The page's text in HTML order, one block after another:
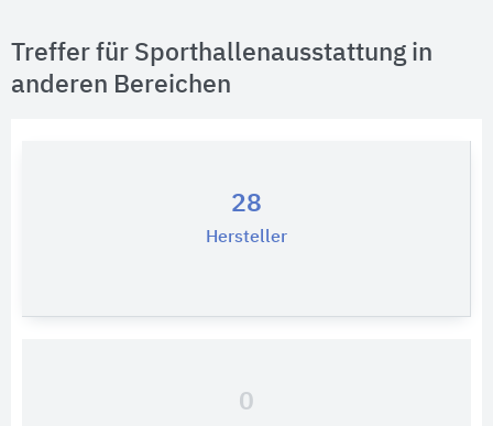
Treffer für Sporthallenausstattung in
anderen Bereichen
28
Hersteller
0